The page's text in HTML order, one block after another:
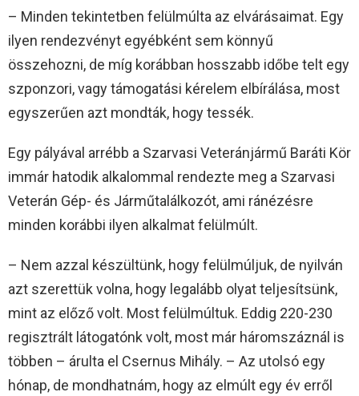
– Minden tekintetben felülmúlta az elvárásaimat. Egy
ilyen rendezvényt egyébként sem könnyű
összehozni, de míg korábban hosszabb időbe telt egy
szponzori, vagy támogatási kérelem elbírálása, most
egyszerűen azt mondták, hogy tessék.
Egy pályával arrébb a Szarvasi Veteránjármű Baráti Kör
immár hatodik alkalommal rendezte meg a Szarvasi
Veterán Gép- és Járműtalálkozót, ami ránézésre
minden korábbi ilyen alkalmat felülmúlt.
– Nem azzal készültünk, hogy felülmúljuk, de nyilván
azt szerettük volna, hogy legalább olyat teljesítsünk,
mint az előző volt. Most felülmúltuk. Eddig 220-230
regisztrált látogatónk volt, most már háromszáznál is
többen – árulta el Csernus Mihály. – Az utolsó egy
hónap, de mondhatnám, hogy az elmúlt egy év erről